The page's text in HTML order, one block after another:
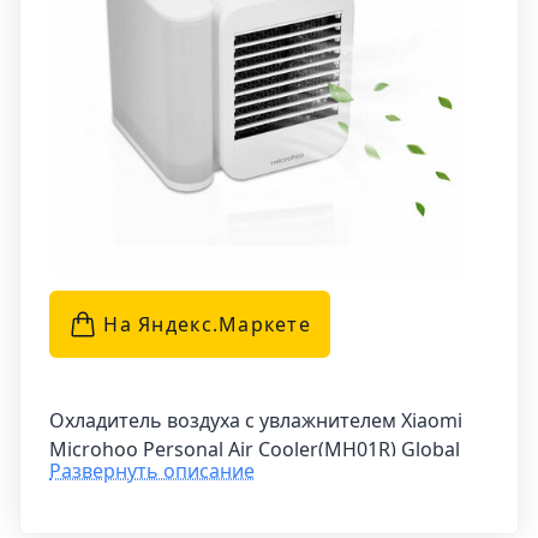
На Яндекс.Маркетe
Охладитель воздуха с увлажнителем Xiaomi
Microhoo Personal Air Cooler(MH01R) Global
идеально подходит для создания комфортной
Развернуть описание